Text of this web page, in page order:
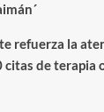
refuerza la
citas de terapia